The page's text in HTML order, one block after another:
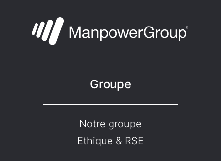
Groupe
Notre groupe
Ethique & RSE